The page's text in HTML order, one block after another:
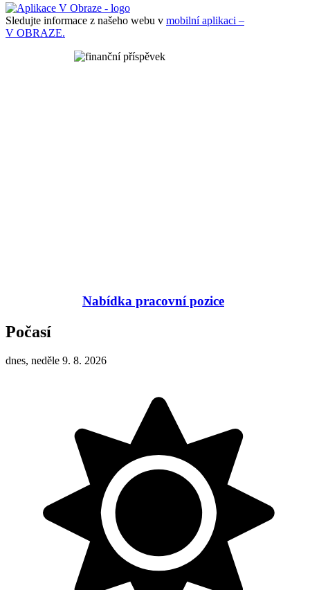
Sledujte informace z našeho webu v mobilní aplikaci –
V OBRAZE.
Nabídka pracovní pozice
Počasí
dnes, neděle 9. 8. 2026